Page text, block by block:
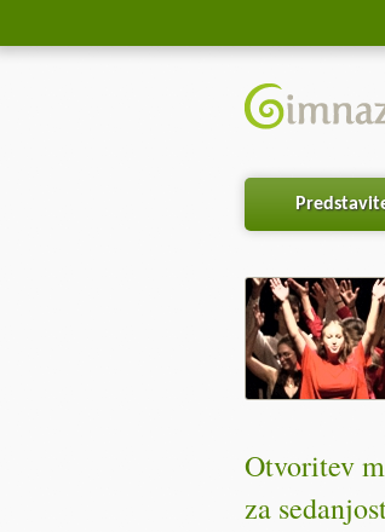
Otvoritev
za